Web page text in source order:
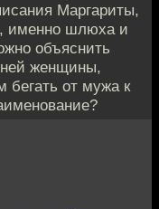
Маргариты,
именно шлюха и
объяснить
женщины,
бегать от мужа к